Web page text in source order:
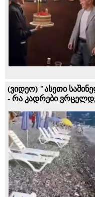
(ვიდეო) "ასეთი
- რა კადრები